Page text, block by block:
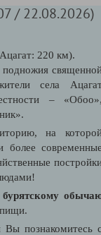
/ 22.08.2026)
Ацагат: 220 км).
села
–
на
более
Вы познакомитесь